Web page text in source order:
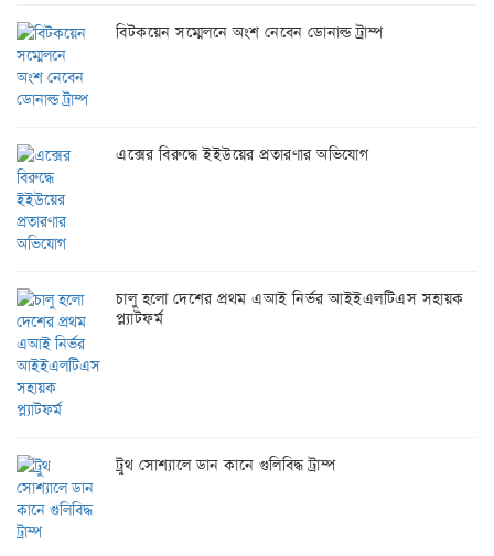
বিটকয়েন সম্মেলনে অংশ নেবেন ডোনাল্ড ট্রাম্প
এক্সের বিরুদ্ধে ইইউয়ের প্রতারণার অভিযোগ
চালু হলো দেশের প্রথম এআই নির্ভর আইইএলটিএস সহায়ক
প্ল্যাটফর্ম
ট্রুথ সোশ্যালে ডান কানে গুলিবিদ্ধ ট্রাম্প